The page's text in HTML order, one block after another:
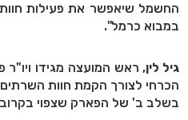
החשמל שיאפשר את פעילות
במבוא כרמל".
גיל לין, ראש המועצה מגידו ויו"ר
הכרחי לצורך הקמת חוות השרתים
בשלב ב' של הפארק שצפוי בקרוב".